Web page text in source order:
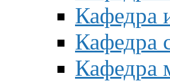
Кафедра
Кафедра
Кафедра